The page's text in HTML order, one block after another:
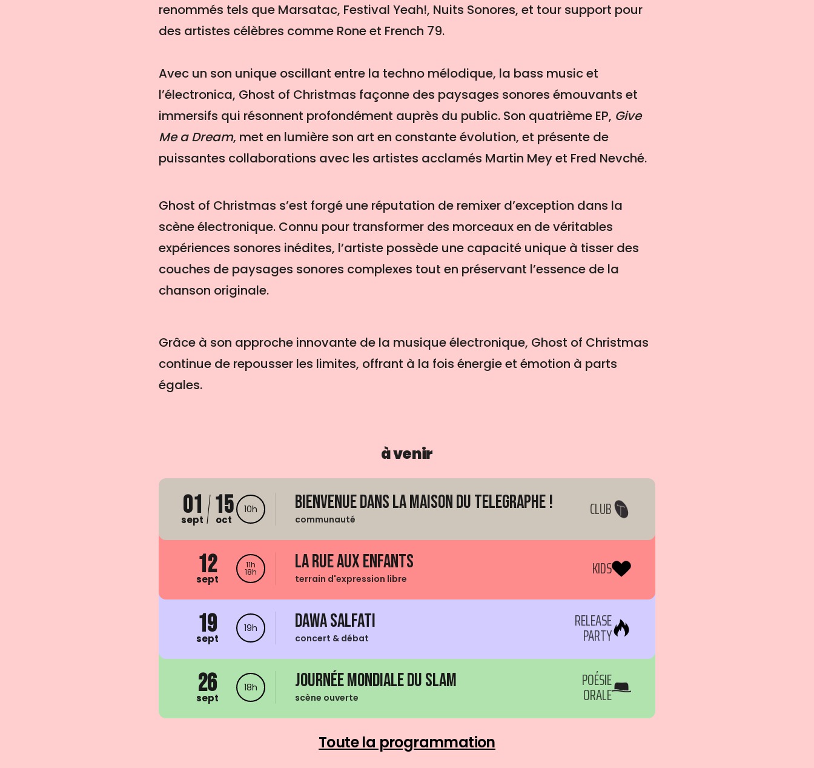
renommés tels que Marsatac, Festival Yeah!, Nuits Sonores, et tour support pour
des artistes célèbres comme Rone et French 79.
Avec un son unique oscillant entre la techno mélodique, la bass music et
l’électronica, Ghost of Christmas façonne des paysages sonores émouvants et
immersifs qui résonnent profondément auprès du public. Son quatrième EP, Give
Me a Dream, met en lumière son art en constante évolution, et présente de
puissantes collaborations avec les artistes acclamés Martin Mey et Fred Nevché.
Ghost of Christmas s’est forgé une réputation de remixer d’exception dans la
scène électronique. Connu pour transformer des morceaux en de véritables
expériences sonores inédites, l’artiste possède une capacité unique à tisser des
couches de paysages sonores complexes tout en préservant l’essence de la
chanson originale.
Grâce à son approche innovante de la musique électronique, Ghost of Christmas
continue de repousser les limites, offrant à la fois énergie et émotion à parts
égales.
à venir
01
sept 15
oct
10h Bienvenue dans La Maison du Telegraphe !
communauté CLUB
12
sept
11h
18h La Rue aux enfants
terrain d'expression libre KIDS
19
sept
19h Dawa Salfati
concert & débat
RELEASE
PARTY
26
sept
18h Journée mondiale du Slam
scène ouverte
POÉSIE
ORALE
Toute la programmation